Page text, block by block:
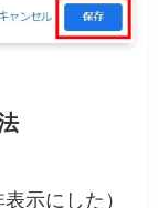
示にした）